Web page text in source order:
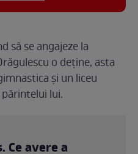
să se angajeze la
o deține, asta
și un liceu
lui.
Ce avere a